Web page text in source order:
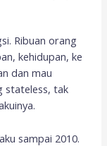
Ribuan orang
kehidupan, ke
dan mau
stateless, tak
sampai 2010.